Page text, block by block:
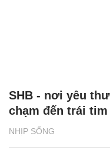
NHỊP SỐNG
SHB - nơi yêu
chạm đến trái tim